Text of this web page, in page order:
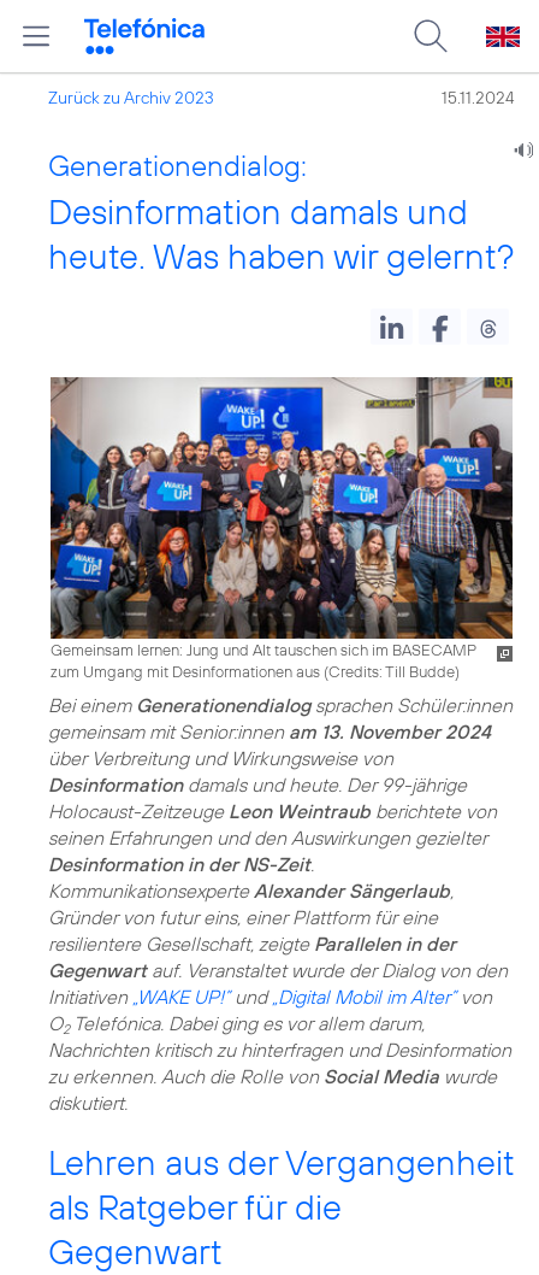
Zurück zu Archiv 2023 15.11.2024
Generationendialog:
Desinformation damals und
heute. Was haben wir gelernt?
Gemeinsam lernen: Jung und Alt tauschen sich im BASECAMP
zum Umgang mit Desinformationen aus (Credits: Till Budde)
Bei einem Generationendialogsprachen Schüler:innen
gemeinsam mit Senior:innen am 13. November 2024
über Verbreitung und Wirkungsweise von
Desinformationdamals und heute. Der 99-jährige
Holocaust-Zeitzeuge Leon Weintraub berichtete von
seinen Erfahrungen und den Auswirkungen gezielter
Desinformation in der NS-Zeit.
KommunikationsexperteAlexander Sängerlaub
Gründer von futur eins, einer Plattform für eine
resilientere Gesellschaft, zeigte Parallelen in der
Gegenwartauf. Veranstaltet wurde der Dialog von den
Initiativen „WAKE UP!”und„Digital Mobil im Alter”von
O2Telefónica. Dabei ging es vor allem darum,
Nachrichten kritisch zu hinterfragen und Desinformation
zu erkennen. Auch die Rolle von Social Media wurde
diskutiert.
Lehren aus der Vergangenheit
als Ratgeber für die
Gegenwart